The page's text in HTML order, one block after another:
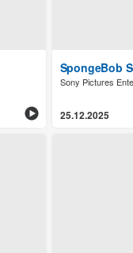
SpongeBob
Sony Pictures
25.12.2025